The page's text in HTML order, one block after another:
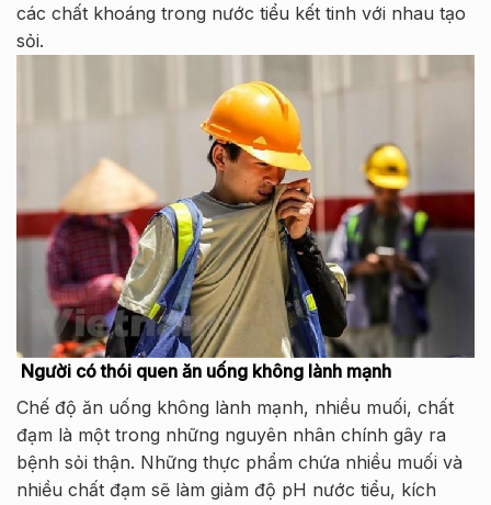
các chất khoáng trong nước tiểu kết tinh với nhau tạo
sỏi.
Người có thói quen ăn uống không lành mạnh
Chế độ ăn uống không lành mạnh, nhiều muối, chất
đạm là một trong những nguyên nhân chính gây ra
bệnh sỏi thận. Những thực phẩm chứa nhiều muối và
nhiều chất đạm sẽ làm giảm độ pH nước tiểu, kích